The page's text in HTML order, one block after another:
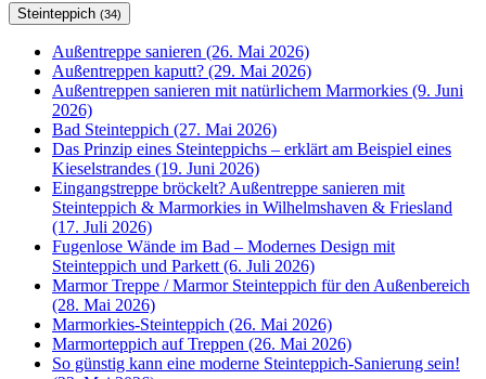
Steinteppich (34)
Außentreppe sanieren (26. Mai 2026)
Außentreppen kaputt? (29. Mai 2026)
Außentreppen sanieren mit natürlichem Marmorkies (9. Juni
2026)
Bad Steinteppich (27. Mai 2026)
Das Prinzip eines Steinteppichs – erklärt am Beispiel eines
Kieselstrandes (19. Juni 2026)
Eingangstreppe bröckelt? Außentreppe sanieren mit
Steinteppich & Marmorkies in Wilhelmshaven & Friesland
(17. Juli 2026)
Fugenlose Wände im Bad – Modernes Design mit
Steinteppich und Parkett (6. Juli 2026)
Marmor Treppe / Marmor Steinteppich für den Außenbereich
(28. Mai 2026)
Marmorkies-Steinteppich (26. Mai 2026)
Marmorteppich auf Treppen (26. Mai 2026)
So günstig kann eine moderne Steinteppich-Sanierung sein!